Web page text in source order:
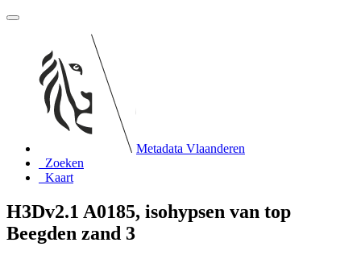
Metadata Vlaanderen
Zoeken
Kaart
H3Dv2.1 A0185, isohypsen van top
Beegden zand 3